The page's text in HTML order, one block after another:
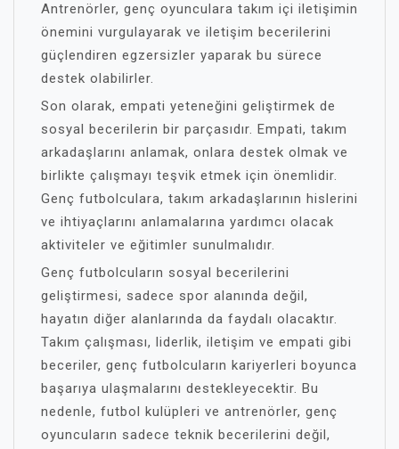
Antrenörler, genç oyunculara takım içi iletişimin
önemini vurgulayarak ve iletişim becerilerini
güçlendiren egzersizler yaparak bu sürece
destek olabilirler.
Son olarak, empati yeteneğini geliştirmek de
sosyal becerilerin bir parçasıdır. Empati, takım
arkadaşlarını anlamak, onlara destek olmak ve
birlikte çalışmayı teşvik etmek için önemlidir.
Genç futbolculara, takım arkadaşlarının hislerini
ve ihtiyaçlarını anlamalarına yardımcı olacak
aktiviteler ve eğitimler sunulmalıdır.
Genç futbolcuların sosyal becerilerini
geliştirmesi, sadece spor alanında değil,
hayatın diğer alanlarında da faydalı olacaktır.
Takım çalışması, liderlik, iletişim ve empati gibi
beceriler, genç futbolcuların kariyerleri boyunca
başarıya ulaşmalarını destekleyecektir. Bu
nedenle, futbol kulüpleri ve antrenörler, genç
oyuncuların sadece teknik becerilerini değil,